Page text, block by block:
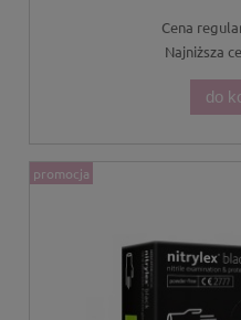
Cena
Najniższa
do
promocja